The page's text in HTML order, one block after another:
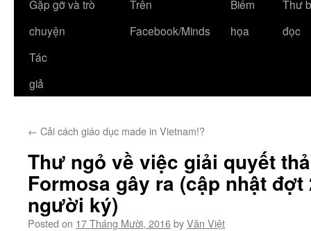
Gặp gỡ và trò
chuyện
Trên
Facebook/Minds
Biếm
họa
Thư
đọc
Tác
giả
← Cải cách giáo dục made in Vietnam!?
Thư ngỏ về việc giải quyết
Formosa gây ra (cập nhật
người ký)
Posted on 17 Tháng Mười, 2016byVăn Việt